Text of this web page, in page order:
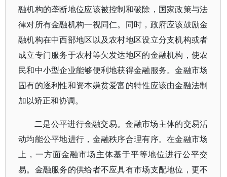
融机构的垄断地位应该被控制和破除，国家政策与法
律对所有金融机构一视同仁。同时，政府应该鼓励金
融机构在中西部地区以及农村地区设立分支机构或者
成立专门服务于农村等欠发达地区的金融机构，使农
民和中小型企业能够便利地获得金融服务。金融市场
固有的逐利性和资本嫌贫爱富的特性应该由金融法制
加以矫正和协调。
二是公平进行金融交易。金融市场主体的交易活
动均能公平地进行，金融秩序合理有序。在金融市场
上，一方面金融市场主体基于平等地位进行公平交
易。金融服务的供给者不应具有市场支配地位，更不